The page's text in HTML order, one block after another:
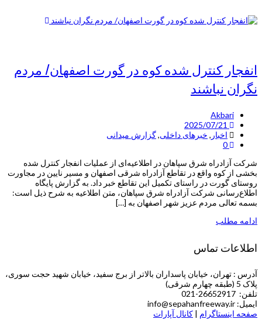
انفجار کنترل شده کوه در گورت اصفهان/ مردم
نگران نباشند
Akbari
اخبار , خبرهای داخلی,گزارش میدانی
شرکت آزادراه شرق سپاهان در اطلاعیه‌ای از عملیات انفجار کنترل شده
بخشی از کوه واقع در تقاطع آزادراه شرقی اصفهان و مسیر نایین در مجاورت
روستای گورت در راستای تکمیل این تقاطع خبر داد. به گزارش پایگاه
اطلاع‌رسانی شرکت آزادراه شرق سپاهان، متن اطلاعیه به شرح ذیل است:
بسمه تعالی مردم عزیز شهر اصفهان به […]
ادامه مطلب
اطلاعات تماس
آدرس : تهران، خیابان پاسداران بالاتر از برج سفید، خیابان شهید حجت سوری،
پلاک 5 (طبقه چهارم شرقی)
تلفن: 26652917-021
ایمیل: info@sepahanfreeway.ir
صفحه اینستاگرام | کانال آپارات